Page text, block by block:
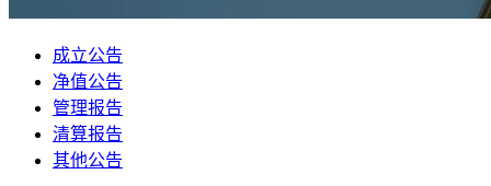
成立公告
净值公告
管理报告
清算报告
其他公告